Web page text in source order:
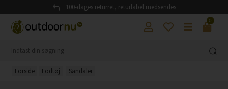
100-dages returret, returlabel medsendes
0
Forside Fodtøj Sandaler